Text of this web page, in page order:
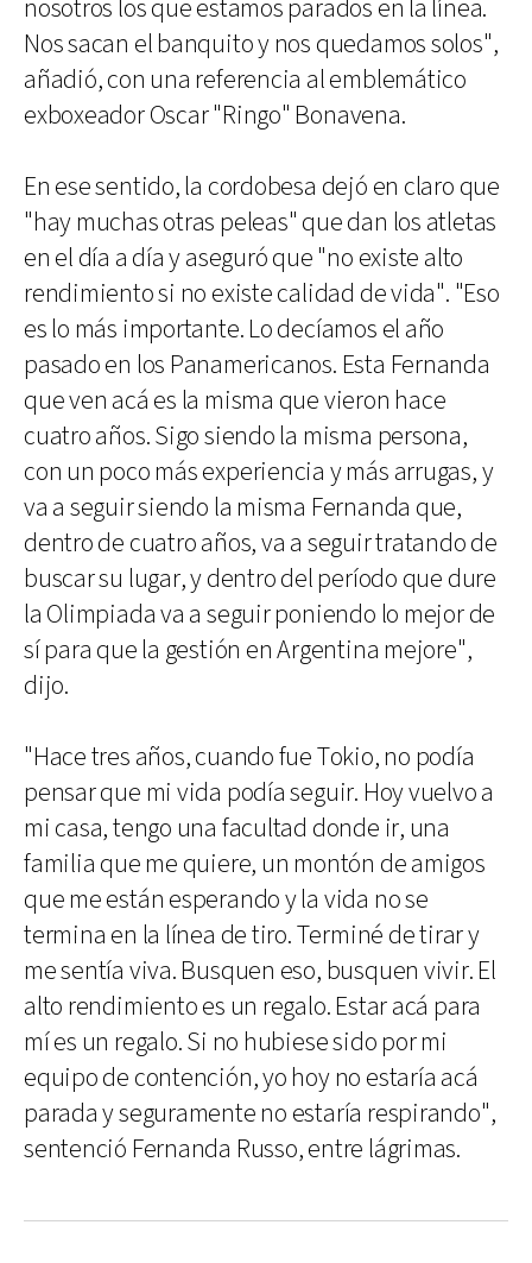
nosotros los que estamos parados en la línea.
Nos sacan el banquito y nos quedamos solos",
añadió, con una referencia al emblemático
exboxeador Oscar "Ringo" Bonavena.
En ese sentido, la cordobesa dejó en claro que
"hay muchas otras peleas" que dan los atletas
en el día a día y aseguró que "no existe alto
rendimiento si no existe calidad de vida". "Eso
es lo más importante. Lo decíamos el año
pasado en los Panamericanos. Esta Fernanda
que ven acá es la misma que vieron hace
cuatro años. Sigo siendo la misma persona,
con un poco más experiencia y más arrugas, y
va a seguir siendo la misma Fernanda que,
dentro de cuatro años, va a seguir tratando de
buscar su lugar, y dentro del período que dure
la Olimpiada va a seguir poniendo lo mejor de
sí para que la gestión en Argentina mejore",
dijo.
"Hace tres años, cuando fue Tokio, no podía
pensar que mi vida podía seguir. Hoy vuelvo a
mi casa, tengo una facultad donde ir, una
familia que me quiere, un montón de amigos
que me están esperando y la vida no se
termina en la línea de tiro. Terminé de tirar y
me sentía viva. Busquen eso, busquen vivir. El
alto rendimiento es un regalo. Estar acá para
mí es un regalo. Si no hubiese sido por mi
equipo de contención, yo hoy no estaría acá
parada y seguramente no estaría respirando",
sentenció Fernanda Russo, entre lágrimas.